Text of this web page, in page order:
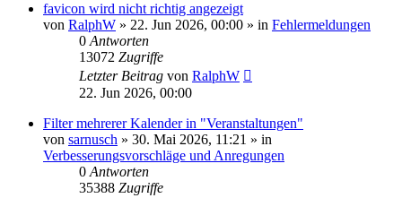
favicon wird nicht richtig angezeigt
von RalphW » 22. Jun 2026, 00:00 » in Fehlermeldungen
0 Antworten
13072 Zugriffe
Letzter Beitrag von RalphW
22. Jun 2026, 00:00
Filter mehrerer Kalender in "Veranstaltungen"
von sarnusch » 30. Mai 2026, 11:21 » in
Verbesserungsvorschläge und Anregungen
0 Antworten
35388 Zugriffe